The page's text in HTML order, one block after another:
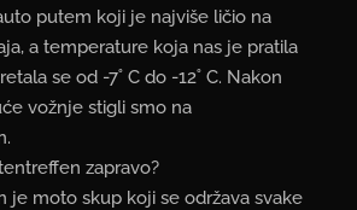
putem koji je najviše ličio na
a temperature koja nas je pratila
se od -7˚ C do -12˚ C. Nakon
vožnje stigli smo na
zapravo?
je moto skup koji se održava svake